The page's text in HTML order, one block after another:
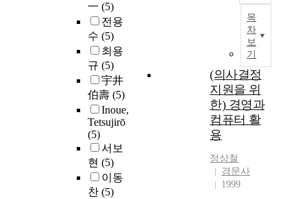
一 (5)
전용
수 (5)
최용
규 (5)
宇井
伯壽 (5)
Inoue,
Tetsujirō
(5)
서보
현 (5)
이동
찬 (5)
목
차
보
기
(의사결정
지원을 위
한) 경영과
컴퓨터 활
용
정상철
경문사
1999